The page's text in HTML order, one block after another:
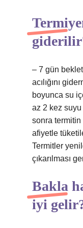
– 7 gün
acılığını
boyunca su
az 2 kez
sonra termitin
afiyetle
Termitler
çıkarılması
Bakla
iyi